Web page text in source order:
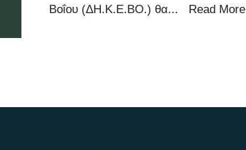
Βοΐου (ΔΗ.Κ.Ε.ΒΟ.) θα... Read More